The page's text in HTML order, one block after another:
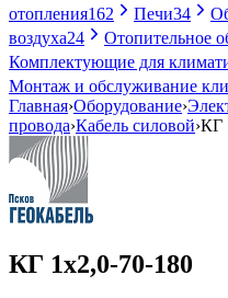
отопления162 Печи34
воздуха24 Отопительное
Комплектующие для
Монтаж и обслуживание
Главная›Оборудование›
провода›Кабель силовой›КГ
КГ 1х2,0-70-180